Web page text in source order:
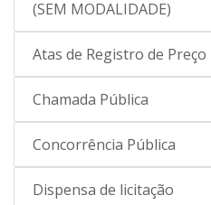
(SEM MODALIDADE)
Atas de Registro de Preço
Chamada Pública
Concorrência Pública
Dispensa de licitação